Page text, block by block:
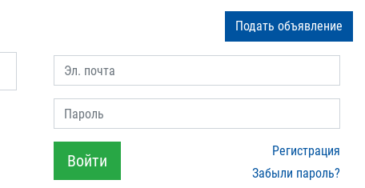
Подать объявление
Эл. почта
Пароль
Войти
Регистрация
Забыли пароль?